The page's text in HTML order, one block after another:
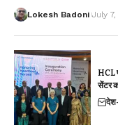
Lokesh Badoni July
HCL
सेंटर